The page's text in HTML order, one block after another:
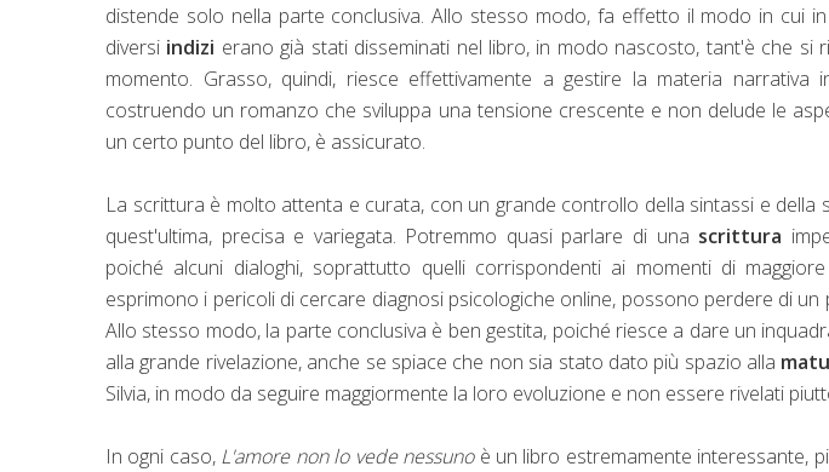
distende solo nella parte conclusiva. Allo stesso modo, fa effetto il modo in cui
diversi indizi erano già stati disseminati nel libro, in modo nascosto, tant'è che si
momento. Grasso, quindi, riesce effettivamente a gestire la materia narrativa
costruendo un romanzo che sviluppa una tensione crescente e non delude le
un certo punto del libro, è assicurato.
La scrittura è molto attenta e curata, con un grande controllo della sintassi e della
quest'ultima, precisa e variegata. Potremmo quasi parlare di una scrittura
poiché alcuni dialoghi, soprattutto quelli corrispondenti ai momenti di
esprimono i pericoli di cercare diagnosi psicologiche online, possono perdere di
Allo stesso modo, la parte conclusiva è ben gestita, poiché riesce a dare un
alla grande rivelazione, anche se spiace che non sia stato dato più spazio alla
Silvia, in modo da seguire maggiormente la loro evoluzione e non essere rivelati
In ogni caso, L'amore non lo vede nessunoè un libro estremamente interessante,